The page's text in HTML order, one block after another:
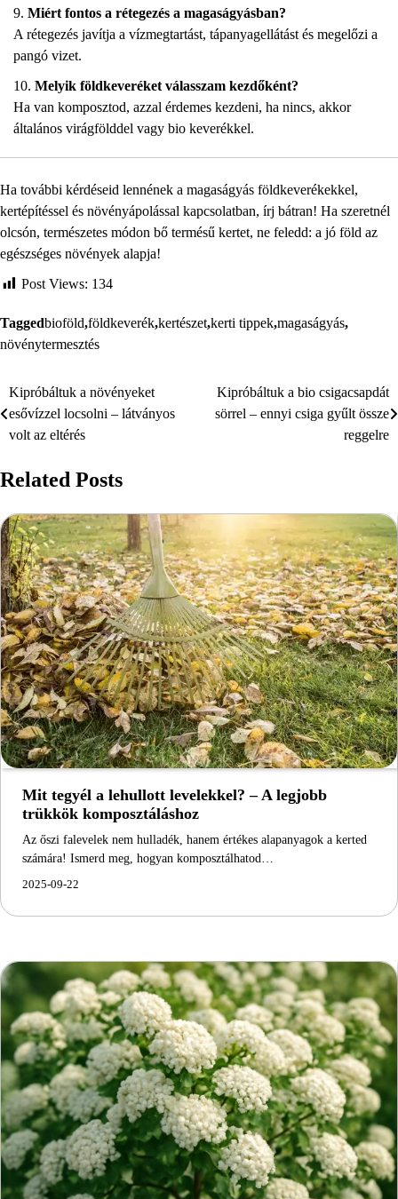
Miért fontos a rétegezés a magaságyásban?
A rétegezés javítja a vízmegtartást, tápanyagellátást és megelőzi a
pangó vizet.
Melyik földkeveréket válasszam kezdőként?
Ha van komposztod, azzal érdemes kezdeni, ha nincs, akkor
általános virágfölddel vagy bio keverékkel.
Ha további kérdéseid lennének a magaságyás földkeverékekkel,
kertépítéssel és növényápolással kapcsolatban, írj bátran! Ha szeretnél
olcsón, természetes módon bő termésű kertet, ne feledd: a jó föld az
egészséges növények alapja!
Post Views: 134
Taggedbioföld,földkeverék,kertészet,kerti tippek,magaságyás,
növénytermesztés
Bejegyzés
navigáció
Kipróbáltuk a növényeket
esővízzel locsolni – látványos
volt az eltérés
Kipróbáltuk a bio csigacsapdát
sörrel – ennyi csiga gyűlt össze
reggelre
Related Posts
Mit tegyél a lehullott levelekkel? – A legjobb
trükkök komposztáláshoz
Az őszi falevelek nem hulladék, hanem értékes alapanyagok a kerted
számára! Ismerd meg, hogyan komposztálhatod…
2025-09-22